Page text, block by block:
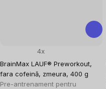
BrainMax LAUF® Preworkout,
fara cofeină, zmeura, 400 g
Pre-antrenament pentru
4x